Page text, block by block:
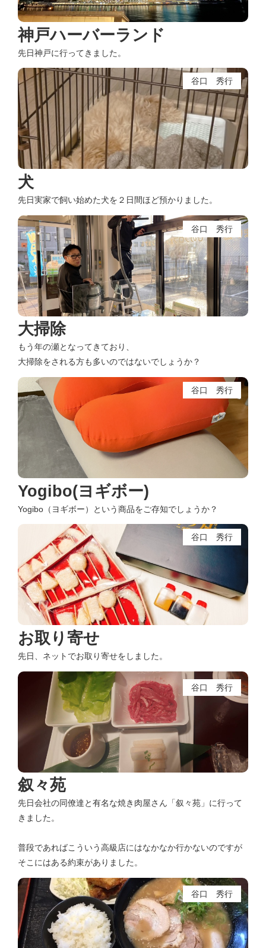
神戸ハーバーランド
先日神戸に行ってきました。
谷口 秀行
犬
先日実家で飼い始めた犬を２日間ほど預かりました。
谷口 秀行
大掃除
もう年の瀬となってきており、
大掃除をされる方も多いのではないでしょうか？
谷口 秀行
Yogibo(ヨギボー)
Yogibo（ヨギボー）という商品をご存知でしょうか？
谷口 秀行
お取り寄せ
先日、ネットでお取り寄せをしました。
谷口 秀行
叙々苑
先日会社の同僚達と有名な焼き肉屋さん「叙々苑」に行って
きました。
普段であればこういう高級店にはなかなか行かないのですが
そこにはある約束がありました。
谷口 秀行